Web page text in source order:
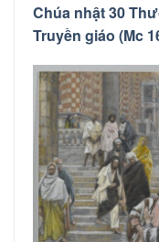
Chúa nhật 30
Truyền giáo (Mc